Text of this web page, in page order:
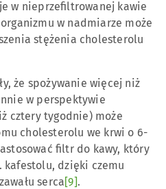
w nieprzefiltrowanej kawie
w nadmiarze może
stężenia cholesterolu
że spożywanie więcej niż
w perspektywie
cztery tygodnie) może
cholesterolu we krwi o 6-
filtr do kawy, który
kafestolu, dzięki czemu
serca[9].